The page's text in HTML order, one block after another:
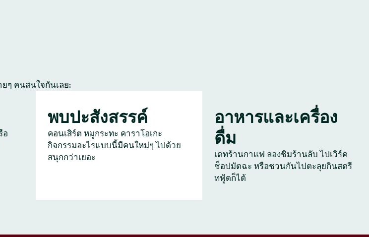
ๆ คนสนใจกันเลย:
อ
พบปะสังสรรค์
คอนเสิร์ต หมูกระทะ คาราโอเกะ
กิจกรรมอะไรแบบนี้มีคนใหม่ๆ ไปด้วย
สนุกกว่าเยอะ
อาหารและเครื่อง
ดื่ม
เดทร้านกาแฟ ลองชิมร้านลับ ไปเวิร์ค
ช็อปมัตฉะ หรือชวนกันไปตะลุยกินสตรี
ทฟู้ดก็ได้